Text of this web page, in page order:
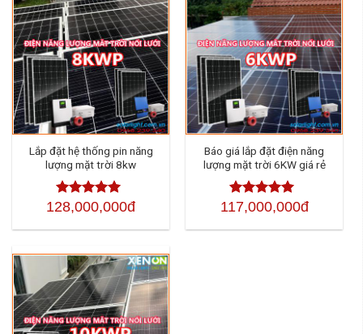
Lắp đặt hệ thống pin năng
lượng mặt trời 8kw
Được xếp
sao
128,000,000đ
Báo giá lắp đặt điện năng
lượng mặt trời 6KW giá rẻ
Được xếp
5 sao
117,000,000đ